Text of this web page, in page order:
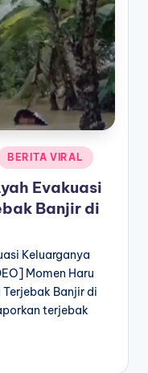
BERITA VIRAL
Evakuasi
Banjir di
Keluarganya
Momen Haru
Banjir di
terjebak